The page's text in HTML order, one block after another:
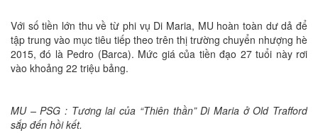
Với số tiền lớn thu về từ phi vụ Di Maria, MU hoàn toàn dư dả để
tập trung vào mục tiêu tiếp theo trên thị trường chuyển nhượng hè
2015, đó là Pedro (Barca). Mức giá của tiền đạo 27 tuổi này rơi
vào khoảng 22 triệu bảng.
MU – PSG : Tương lai của “Thiên thần” Di Maria ở Old Trafford
sắp đến hồi kết.